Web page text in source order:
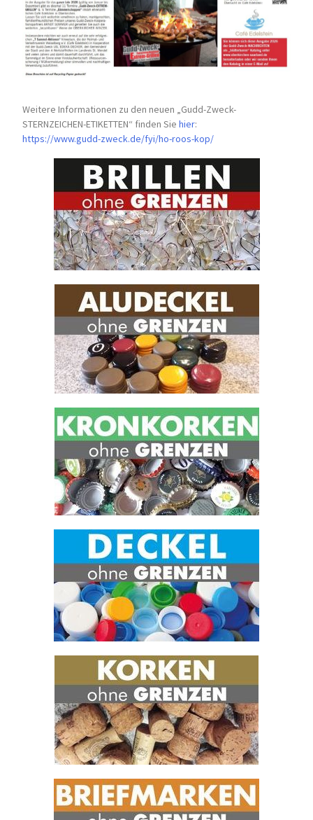
Weitere Informationen zu den neuen „Gudd-Zweck-
STERNZEICHEN-ETIKETTEN“ finden Siehier:
https://www.gudd-zweck.de/fyi/ho-roos-kop/